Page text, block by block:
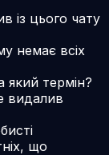
із цього чату
немає всіх
який термін?
видалив
що